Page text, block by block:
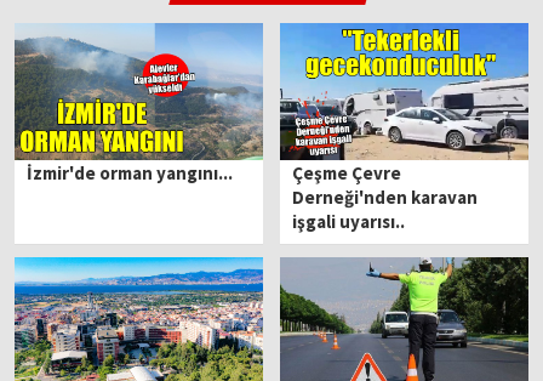
İzmir'de orman yangını...
Çeşme Çevre
Derneği'nden karavan
işgali uyarısı..